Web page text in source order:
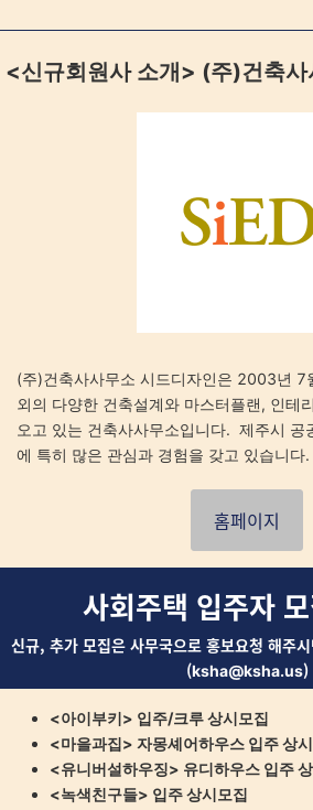
<신규회원사 소개> (주)건축사
(주)건축사사무소 시드디자인은 2003년 7
외의 다양한 건축설계와 마스터플랜, 인테
오고 있는 건축사사무소입니다. 제주시 공
에 특히 많은 관심과 경험을 갖고 있습니다.
홈페이지
사회주택 입주자
신규, 추가 모집은 사무국으로 홍보요청 해주
(ksha@ksha.us)
<아이부키> 입주/크루 상시모집
<마을과집> 자몽셰어하우스 입주 상
<유니버설하우징> 유디하우스 입주
<녹색친구들> 입주 상시모집